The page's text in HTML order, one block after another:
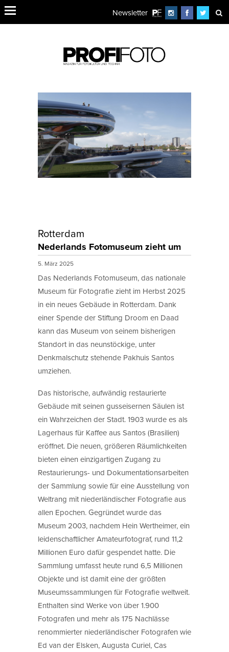
Newsletter
Rotterdam
Nederlands Fotomuseum zieht um
5. März 2025
Das Nederlands Fotomuseum, das nationale
Museum für Fotografie zieht im Herbst 2025
in ein neues Gebäude in Rotterdam. Dank
einer Spende der Stiftung Droom en Daad
kann das Museum von seinem bisherigen
Standort in das neunstöckige, unter
Denkmalschutz stehende Pakhuis Santos
umziehen.
Das historische, aufwändig restaurierte
Gebäude mit seinen gusseisernen Säulen ist
ein Wahrzeichen der Stadt. 1903 wurde es als
Lagerhaus für Kaffee aus Santos (Brasilien)
eröffnet. Die neuen, größeren Räumlichkeiten
bieten einen einzigartigen Zugang zu
Restaurierungs- und Dokumentationsarbeiten
der Sammlung sowie für eine Ausstellung von
Weltrang mit niederländischer Fotografie aus
allen Epochen. Gegründet wurde das
Museum 2003, nachdem Hein Wertheimer, ein
leidenschaftlicher Amateurfotograf, rund 11,2
Millionen Euro dafür gespendet hatte. Die
Sammlung umfasst heute rund 6,5 Millionen
Objekte und ist damit eine der größten
Museumssammlungen für Fotografie weltweit.
Enthalten sind Werke von über 1.900
Fotografen und mehr als 175 Nachlässe
renommierter niederländischer Fotografen wie
Ed van der Elsken, Augusta Curiel, Cas